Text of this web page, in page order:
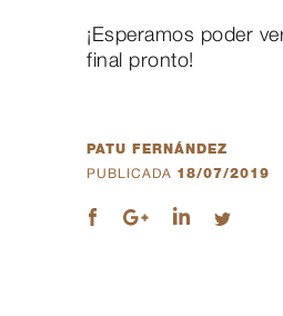
¡Esperamos poder
final pronto!
PATU FERNÁNDEZ
PUBLICADA 18/07/2019